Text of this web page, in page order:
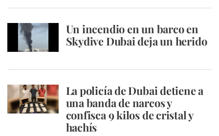
Un incendio en un barco en
Skydive Dubai deja un herido
La policía de Dubai detiene a
una banda de narcos y
confisca 9 kilos de cristal y
hachís